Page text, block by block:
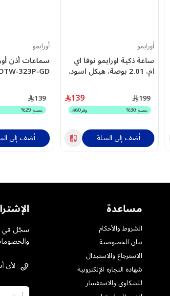
أورايمو
ساعة ذكية اورايمو نوفا اي
ام، 2.01 بوصة، هيكل اسود،
سوار اسود – OSW-812
139 199
خصم30
% وفر60
أضف إلى السلة
أورايمو
139
خصم 29
%
أضف إلى
مساعدة
الشروط والأحكام
بيان الخصوصية
الاسترجاع والاستبدال
شهاده التجاره الإلكترونية
للشكاوى والاستفسار
سجّل في
لأى